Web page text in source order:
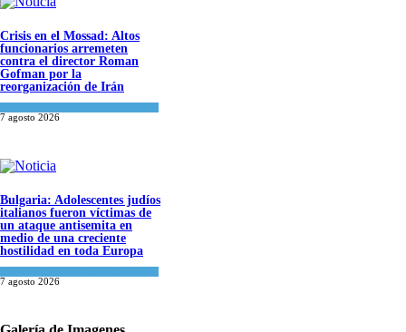
Crisis en el Mossad: Altos
funcionarios arremeten
contra el director Roman
Gofman por la
reorganización de Irán
7 agosto 2026
Bulgaria: Adolescentes judíos
italianos fueron víctimas de
un ataque antisemita en
medio de una creciente
hostilidad en toda Europa
7 agosto 2026